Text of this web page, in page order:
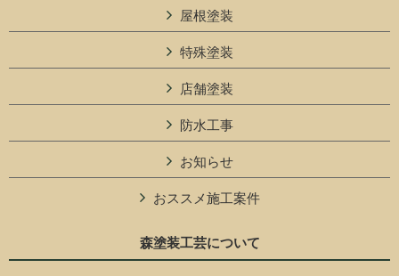
屋根塗装
特殊塗装
店舗塗装
防水工事
お知らせ
おススメ施工案件
森塗装工芸について